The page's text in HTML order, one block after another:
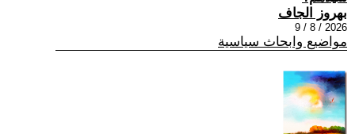
بهروز الجاف
2026 / 8 / 9
مواضيع وابحاث سياسية